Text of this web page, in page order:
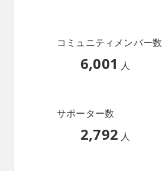
コミュニティメンバー数
6,001 人
サポーター数
2,792 人